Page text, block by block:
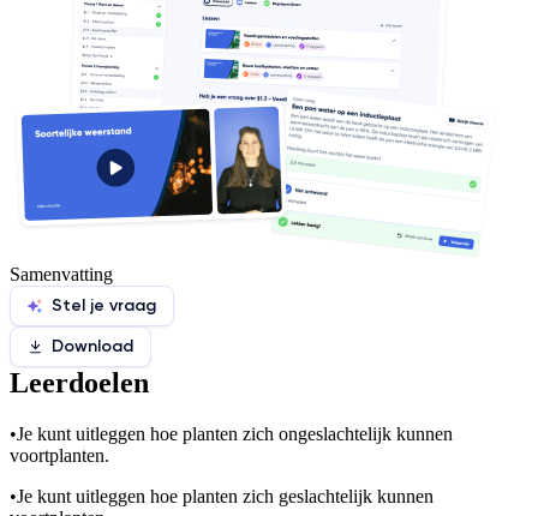
Samenvatting
Stel je vraag
Download
Leerdoelen
•Je kunt uitleggen hoe planten zich ongeslachtelijk kunnen
voortplanten.
•Je kunt uitleggen hoe planten zich geslachtelijk kunnen